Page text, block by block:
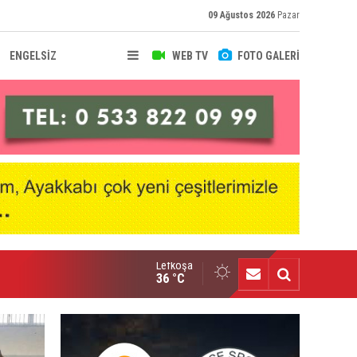
09 Ağustos 2026 Pazar
WEB TV FOTO GALERİ
ENGELSİZ
Lefkoşa
36 °C